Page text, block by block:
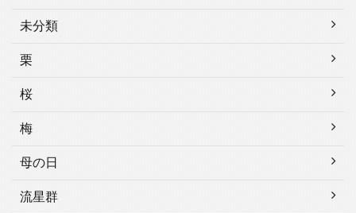
未分類
栗
桜
梅
母の日
流星群